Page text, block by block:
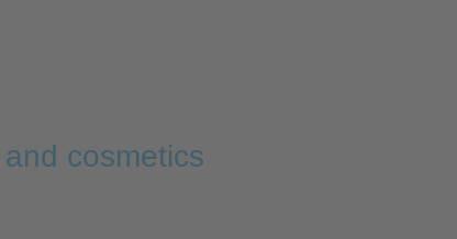
cosmetics